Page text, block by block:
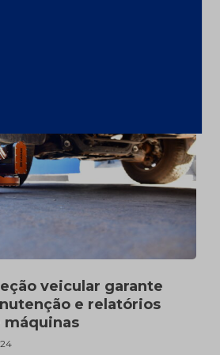
veicular garante
e relatórios
máquinas